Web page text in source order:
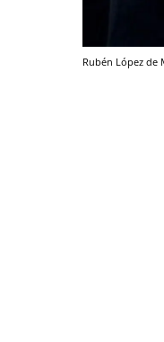
Rubén López de